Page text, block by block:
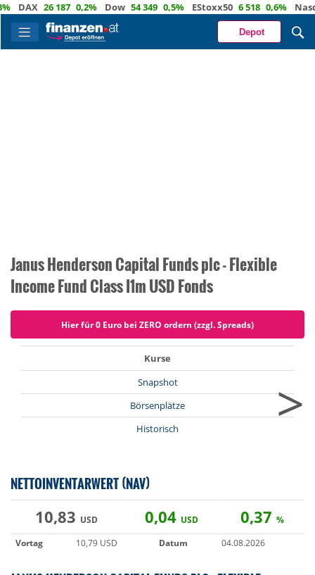
26 187 0,2% Dow 54 349 0,5% EStoxx50 6 518 0,6% Nasdaq
Depot
Janus Henderson Capital Funds plc - Flexible
Income Fund Class I1m USD Fonds
Hier für 0 Euro bei ZERO ordern (zzgl. Spreads)
Kurse
Snapshot
Börsenplätze
Historisch
>
NETTOINVENTARWERT (NAV)
10,83 USD 0,04 USD 0,37 %
Vortag
10,79 USD Datum 04.08.2026